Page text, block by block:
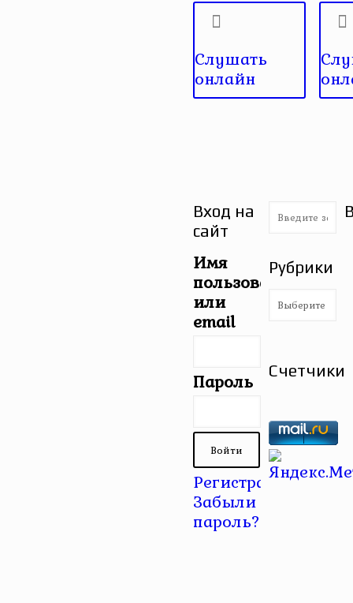
Слушать
онлайн
Вход на
сайт
Имя
пользователя
или
email
Пароль
Регистрация |
Забыли
пароль?
Рубрики
Рубрики
Счетчики